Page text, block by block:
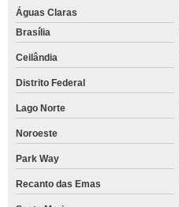
Águas Claras
Brasília
Ceilândia
Distrito Federal
Lago Norte
Noroeste
Park Way
Recanto das Emas